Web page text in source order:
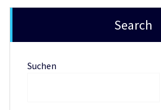
Search
Suchen